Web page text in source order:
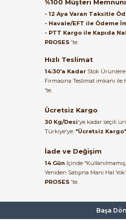
Satıcı ilgili ve çok yardım severdi
bundan mehmet bey ilgi ve
alakası için teşekkür ederim
22/06/2026
Kemal Toktaş | 20/06/2026
problemsiz geçti.
Kemal Toktaş | 20/06/2026
LS Electric GMD-6M 6A 2.2–3kW
LS Electric GMD-9M 4kW DC 24V 9A
%100 Müşteri
- 12 Aya Varan Taksitle
- Havale/EFT ile Ödeme
- PTT Kargo ile Kapıda
PROSES 'te.
Hızlı Teslimat
14:30'a Kadar Stok
Firmasına Teslimat imkanı ile
'te.
Ücretsiz Kargo
30 Kg/Desi'ye kadar seçili
Türkiye'ye: "Ücretsiz Kargo"
İade ve Değişim
14 Gün İçinde
Yeniden Satışına Mani Hal
PROSES 'te.
Başa Dön